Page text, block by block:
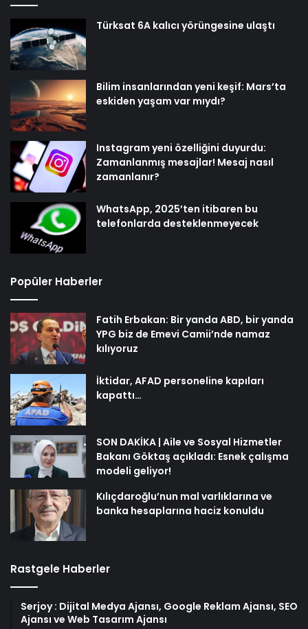
Türksat 6A kalıcı yörüngesine ulaştı
Bilim insanlarından yeni keşif: Mars’ta
eskiden yaşam var mıydı?
Instagram yeni özelliğini duyurdu:
Zamanlanmış mesajlar! Mesaj nasıl
zamanlanır?
WhatsApp, 2025’ten itibaren bu
telefonlarda desteklenmeyecek
Popüler Haberler
Fatih Erbakan: Bir yanda ABD, bir yanda
YPG biz de Emevi Camii’nde namaz
kılıyoruz
İktidar, AFAD personeline kapıları
kapattı…
SON DAKİKA | Aile ve Sosyal Hizmetler
Bakanı Göktaş açıkladı: Esnek çalışma
modeli geliyor!
Kılıçdaroğlu’nun mal varlıklarına ve
banka hesaplarına haciz konuldu
Rastgele Haberler
Serjoy : Dijital Medya Ajansı, Google Reklam Ajansı, SEO
Ajansı ve Web Tasarım Ajansı